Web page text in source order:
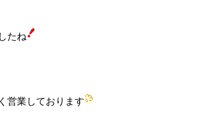
たね
営業しております